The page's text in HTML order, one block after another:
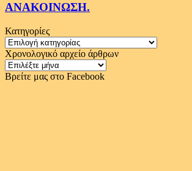
ΑΝΑΚΟΙΝΩΣΗ.
Κατηγορίες
Κατηγορίες
Χρονολογικό αρχείο άρθρων
Χρονολογικό
αρχείο
Βρείτε μας στο Facebook